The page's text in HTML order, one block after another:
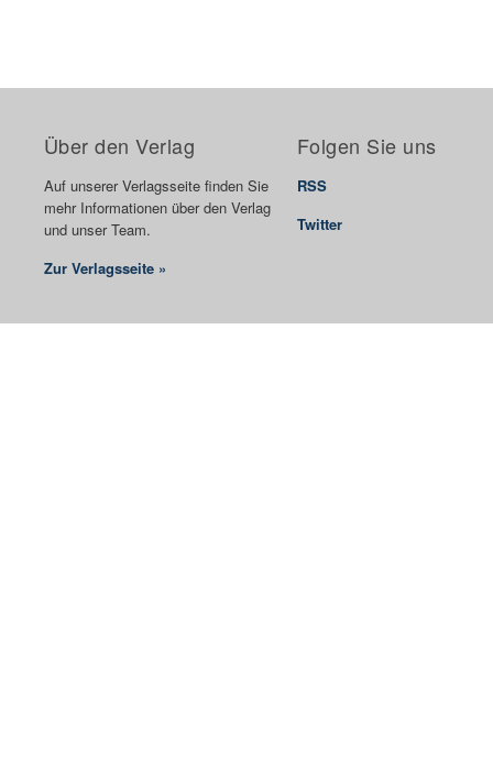
Über den Verlag
Auf unserer Verlagsseite finden Sie
mehr Informationen über den Verlag
und unser Team.
Zur Verlagsseite »
Folgen Sie uns
RSS
Twitter